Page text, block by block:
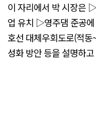
이 자리에서 박 시장은
업 유치 ▷영주댐 준공
호선 대체우회도로(적
성화 방안 등을 설명하